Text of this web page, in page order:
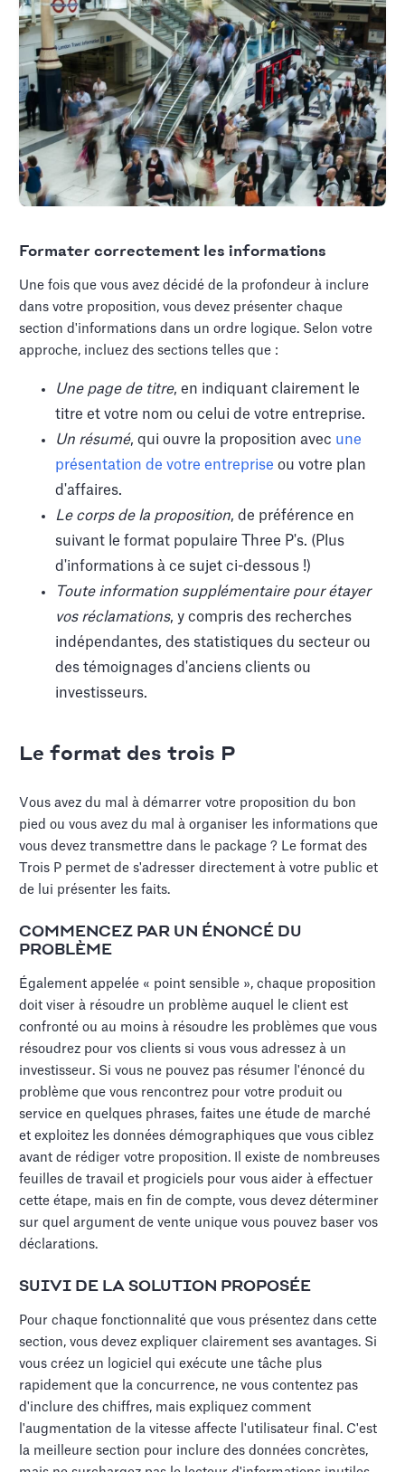
Formater correctement les informations
Une fois que vous avez décidé de la profondeur à inclure
dans votre proposition, vous devez présenter chaque
section d'informations dans un ordre logique. Selon votre
approche, incluez des sections telles que :
Une page de titre, en indiquant clairement le
titre et votre nom ou celui de votre entreprise.
Un résumé, qui ouvre la proposition avec une
présentation de votre entreprise ou votre plan
d'affaires.
Le corps de la proposition, de préférence en
suivant le format populaire Three P's. (Plus
d'informations à ce sujet ci-dessous !)
Toute information supplémentaire pour étayer
vos réclamations, y compris des recherches
indépendantes, des statistiques du secteur ou
des témoignages d'anciens clients ou
investisseurs.
Le format des trois P
Vous avez du mal à démarrer votre proposition du bon
pied ou vous avez du mal à organiser les informations que
vous devez transmettre dans le package ? Le format des
Trois P permet de s'adresser directement à votre public et
de lui présenter les faits.
COMMENCEZ PAR UN ÉNONCÉ DU
PROBLÈME
Également appelée « point sensible », chaque proposition
doit viser à résoudre un problème auquel le client est
confronté ou au moins à résoudre les problèmes que vous
résoudrez pour vos clients si vous vous adressez à un
investisseur. Si vous ne pouvez pas résumer l'énoncé du
problème que vous rencontrez pour votre produit ou
service en quelques phrases, faites une étude de marché
et exploitez les données démographiques que vous ciblez
avant de rédiger votre proposition. Il existe de nombreuses
feuilles de travail et progiciels pour vous aider à effectuer
cette étape, mais en fin de compte, vous devez déterminer
sur quel argument de vente unique vous pouvez baser vos
déclarations.
SUIVI DE LA SOLUTION PROPOSÉE
Pour chaque fonctionnalité que vous présentez dans cette
section, vous devez expliquer clairement ses avantages. Si
vous créez un logiciel qui exécute une tâche plus
rapidement que la concurrence, ne vous contentez pas
d'inclure des chiffres, mais expliquez comment
l'augmentation de la vitesse affecte l'utilisateur final. C'est
la meilleure section pour inclure des données concrètes,